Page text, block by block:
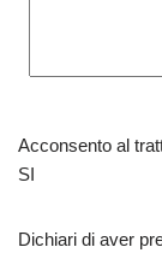
Acconsento al
SI
Dichiari di aver